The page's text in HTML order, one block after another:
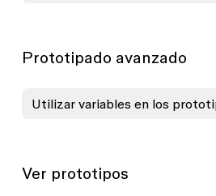
Prototipado avanzado
Utilizar variables en los
Ver prototipos